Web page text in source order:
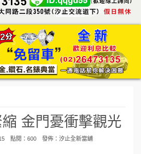
金門憂衝擊觀光
點閱：600 發佈： 汐止全新當舖